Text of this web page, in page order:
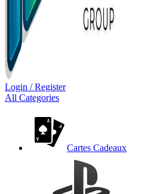
Login / Register
All Categories
Cartes Cadeaux